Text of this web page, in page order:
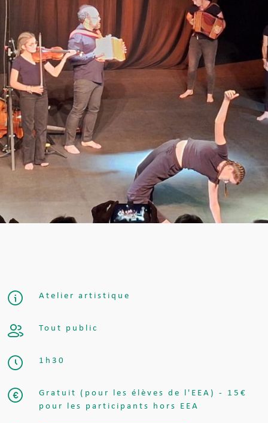
Atelier artistique
Tout public
1h30
Gratuit (pour les élèves de l'EEA) - 15€
pour les participants hors EEA